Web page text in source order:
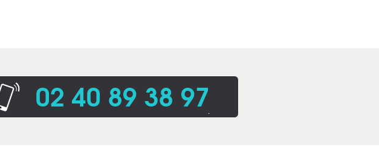
02 40 89 38 97.